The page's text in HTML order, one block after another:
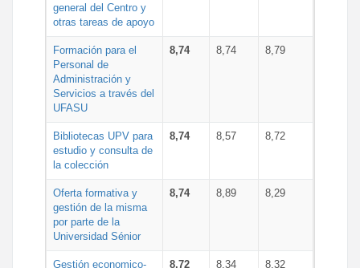
general del Centro y
otras tareas de apoyo
Formación para el
Personal de
Administración y
Servicios a través del
UFASU
8,74 8,74 8,79
Bibliotecas UPV para
estudio y consulta de
la colección
8,74 8,57 8,72
Oferta formativa y
gestión de la misma
por parte de la
Universidad Sénior
8,74 8,89 8,29
Gestión economico- 8,72 8,34 8,32